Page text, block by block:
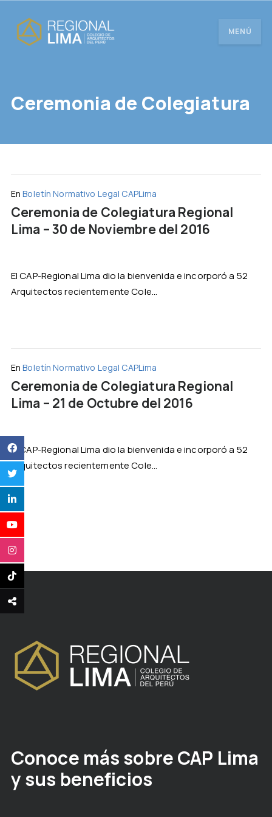
MENÚ
Ceremonia de Colegiatura
En Boletín Normativo Legal CAPLima
Ceremonia de Colegiatura Regional
Lima – 30 de Noviembre del 2016
El CAP-Regional Lima dio la bienvenida e incorporó a 52
Arquitectos recientemente Cole...
En Boletín Normativo Legal CAPLima
Ceremonia de Colegiatura Regional
Lima – 21 de Octubre del 2016
El CAP-Regional Lima dio la bienvenida e incorporó a 52
Arquitectos recientemente Cole...
Conoce más sobre CAP Lima
y sus beneficios